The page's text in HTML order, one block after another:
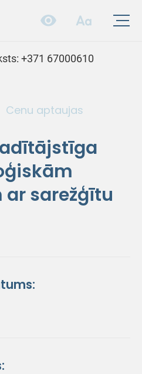
+371 67000610
Cenu aptaujas
sarežģītu